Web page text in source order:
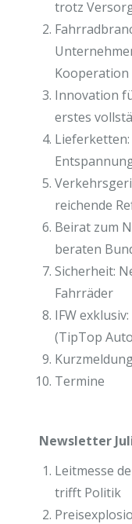
trotz
Kooperation
Innovation
erstes
reichende
Beirat zum
beraten
Sicherheit:
Fahrräder
IFW
(TipTop
Termine
Newsletter
Leitmesse
trifft Politik